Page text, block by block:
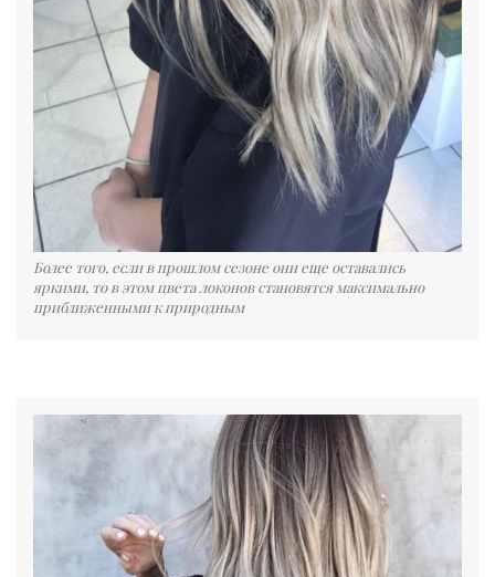
Более того, если в прошлом сезоне они еще оставались
яркими, то в этом цвета локонов становятся максимально
приближенными к природным